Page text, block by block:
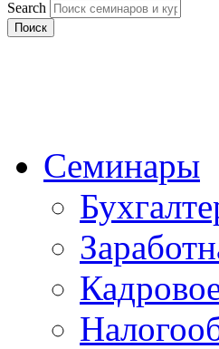
Search
Поиск
Семинары